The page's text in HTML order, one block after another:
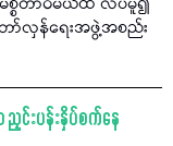
း မစ္စတာဝမ်ယိထံ လိပ်မူ၍
ော်လှန်ရေးအဖွဲ့အစည်း
ညှင်းပန်းနှိပ်စက်နေ